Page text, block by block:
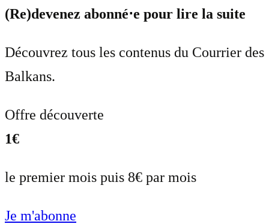
(Re)devenez abonné⋅e pour lire la suite
Découvrez tous les contenus du Courrier des
Balkans.
Offre découverte
1€
le premier mois puis 8€ par mois
Je m'abonne